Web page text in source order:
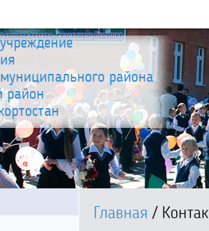
района
район
Главная /